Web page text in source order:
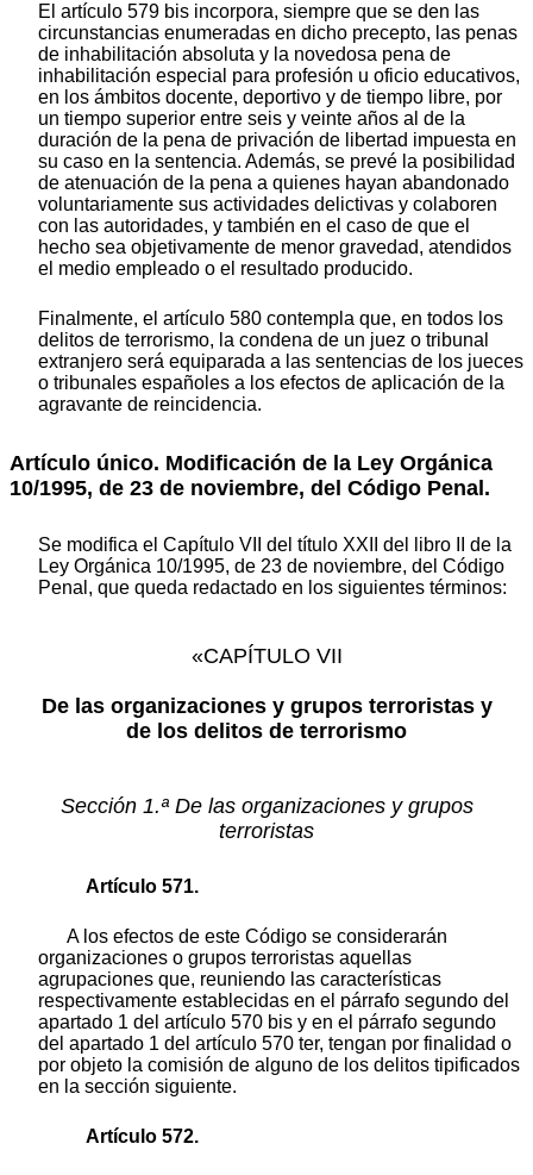
El artículo 579 bis incorpora, siempre que se den las
circunstancias enumeradas en dicho precepto, las penas
de inhabilitación absoluta y la novedosa pena de
inhabilitación especial para profesión u oficio educativos,
en los ámbitos docente, deportivo y de tiempo libre, por
un tiempo superior entre seis y veinte años al de la
duración de la pena de privación de libertad impuesta en
su caso en la sentencia. Además, se prevé la posibilidad
de atenuación de la pena a quienes hayan abandonado
voluntariamente sus actividades delictivas y colaboren
con las autoridades, y también en el caso de que el
hecho sea objetivamente de menor gravedad, atendidos
el medio empleado o el resultado producido.
Finalmente, el artículo 580 contempla que, en todos los
delitos de terrorismo, la condena de un juez o tribunal
extranjero será equiparada a las sentencias de los jueces
o tribunales españoles a los efectos de aplicación de la
agravante de reincidencia.
Artículo único. Modificación de la Ley Orgánica
10/1995, de 23 de noviembre, del Código Penal.
Se modifica el Capítulo VII del título XXII del libro II de la
Ley Orgánica 10/1995, de 23 de noviembre, del Código
Penal, que queda redactado en los siguientes términos:
«CAPÍTULO VII
De las organizaciones y grupos terroristas y
de los delitos de terrorismo
Sección 1.ª De las organizaciones y grupos
terroristas
Artículo 571.
A los efectos de este Código se considerarán
organizaciones o grupos terroristas aquellas
agrupaciones que, reuniendo las características
respectivamente establecidas en el párrafo segundo del
apartado 1 del artículo 570 bis y en el párrafo segundo
del apartado 1 del artículo 570 ter, tengan por finalidad o
por objeto la comisión de alguno de los delitos tipificados
en la sección siguiente.
Artículo 572.